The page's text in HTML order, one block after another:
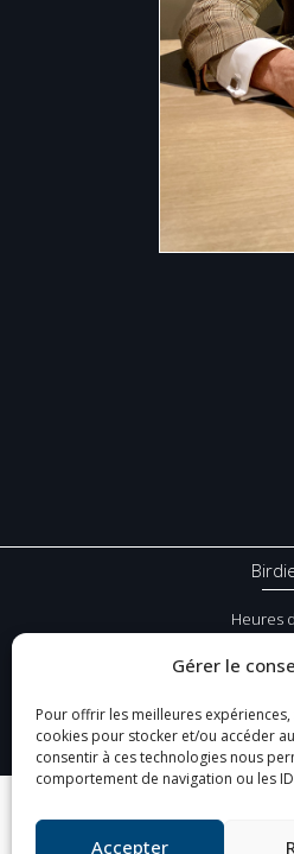
Gérer le
Pour offrir les meilleures
cookies pour stocker et/ou accéder
consentir à ces technologies nous
comportement de navigation ou les
Accepter
Heures
Du
Lundi et Mardi :